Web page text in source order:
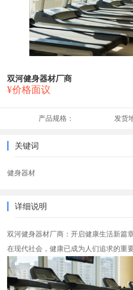
双河健身器材厂商
¥价格面议
产品规格： 发货
关键词
健身器材
详细说明
双河健身器材厂商：开启健康生活新篇
在现代社会，健康已成为人们追求的重要